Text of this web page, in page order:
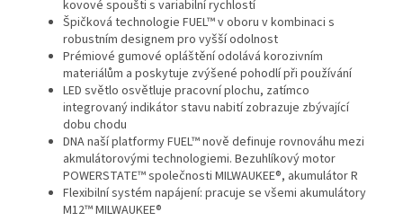
kovové spoušti s variabilní rychlostí
Špičková technologie FUEL™ v oboru v kombinaci s
robustním designem pro vyšší odolnost
Prémiové gumové opláštění odolává korozivním
materiálům a poskytuje zvýšené pohodlí při používání
LED světlo osvětluje pracovní plochu, zatímco
integrovaný indikátor stavu nabití zobrazuje zbývající
dobu chodu
DNA naší platformy FUEL™ nově definuje rovnováhu mezi
akmulátorovými technologiemi. Bezuhlíkový motor
POWERSTATE™ společnosti MILWAUKEE®, akumulátor R
Flexibilní systém napájení: pracuje se všemi akumulátory
M12™ MILWAUKEE®